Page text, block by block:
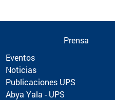
Prensa
Eventos
Noticias
Publicaciones UPS
Abya Yala - UPS